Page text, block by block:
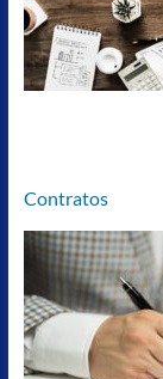
Contratos